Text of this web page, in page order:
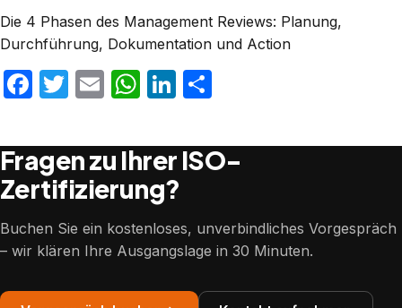
Die 4 Phasen des Management Reviews: Planung,
Durchführung, Dokumentation und Action
Facebook
Twitter
EmailWhatsApp
LinkedIn
Fragen zu Ihrer ISO-
Zertifizierung?
Buchen Sie ein kostenloses, unverbindliches Vorgespräch
– wir klären Ihre Ausgangslage in 30 Minuten.